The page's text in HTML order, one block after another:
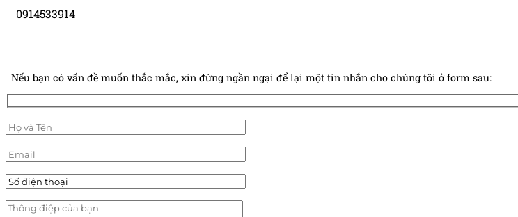
0914533914
Nếu bạn có vấn đề muốn thắc mắc, xin đừng ngần ngại để lại một tin nhắn cho chúng tôi ở form sau: